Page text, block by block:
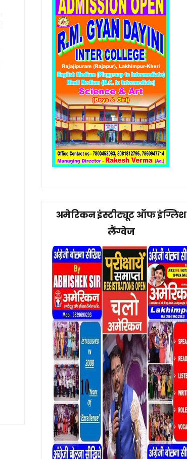
अमेरिकन इंस्टीट्यूट ऑफ इंग्लिश
लैंग्वेज